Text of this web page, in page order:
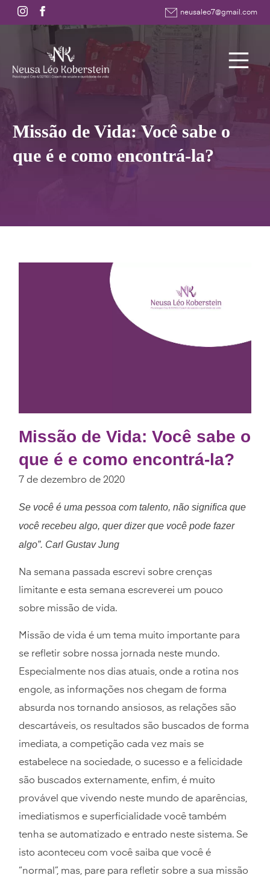
neusaleo7@gmail.com
Missão de Vida: Você sabe o
que é e como encontrá-la?
Missão de Vida: Você sabe o
que é e como encontrá-la?
7 de dezembro de 2020
Se você é uma pessoa com talento, não significa que
você recebeu algo, quer dizer que você pode fazer
algo”. Carl Gustav Jung
Na semana passada escrevi sobre crenças
limitante e esta semana escreverei um pouco
sobre missão de vida.
Missão de vida é um tema muito importante para
se refletir sobre nossa jornada neste mundo.
Especialmente nos dias atuais, onde a rotina nos
engole, as informações nos chegam de forma
absurda nos tornando ansiosos, as relações são
descartáveis, os resultados são buscados de forma
imediata, a competição cada vez mais se
estabelece na sociedade, o sucesso e a felicidade
são buscados externamente, enfim, é muito
provável que vivendo neste mundo de aparências,
imediatismos e superficialidade você também
tenha se automatizado e entrado neste sistema. Se
isto aconteceu com você saiba que você é
“normal”, mas, pare para refletir sobre a sua missão